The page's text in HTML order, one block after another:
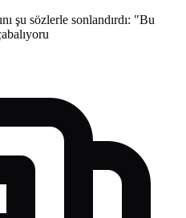
şu sözlerle sonlandırdı: "Bu